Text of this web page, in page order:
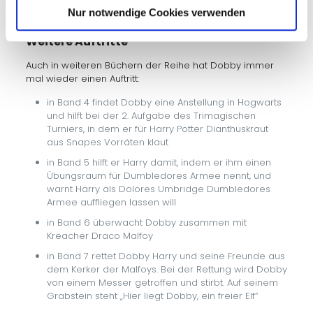
Nur notwendige Cookies verwenden
Weitere Auftritte
Auch in weiteren Büchern der Reihe hat Dobby immer
mal wieder einen Auftritt:
in Band 4 findet Dobby eine Anstellung in Hogwarts
und hilft bei der 2. Aufgabe des Trimagischen
Turniers, in dem er für Harry Potter Dianthuskraut
aus Snapes Vorräten klaut
in Band 5 hilft er Harry damit, indem er ihm einen
Übungsraum für Dumbledores Armee nennt, und
warnt Harry als Dolores Umbridge Dumbledores
Armee auffliegen lassen will
in Band 6 überwacht Dobby zusammen mit
Kreacher Draco Malfoy
in Band 7 rettet Dobby Harry und seine Freunde aus
dem Kerker der Malfoys. Bei der Rettung wird Dobby
von einem Messer getroffen und stirbt. Auf seinem
Grabstein steht „Hier liegt Dobby, ein freier Elf“